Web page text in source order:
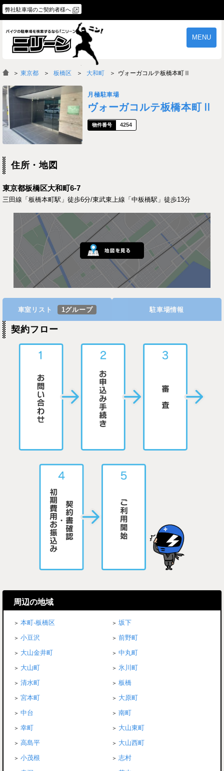
弊社駐車場のご契約者様へ
MENU
物件一覧 ご契約の流れ
よくあるご質問
＞ 東京都 板橋区 大和町 ヴォーガコルテ板橋本町Ⅱ
月極駐車場
ヴォーガコルテ板橋本町Ⅱ
4254
住所・地図
東京都板橋区大和町6-7
三田線「板橋本町駅」徒歩6分/東武東上線「中板橋駅」徒歩13分
車室リスト 1グループ 駐車場情報
契約フロー
周辺の地域
本町-板橋区
坂下
小豆沢
前野町
大山金井町
中丸町
大山町
氷川町
清水町
板橋
宮本町
大原町
中台
南町
幸町
大山東町
高島平
大山西町
小茂根
志村